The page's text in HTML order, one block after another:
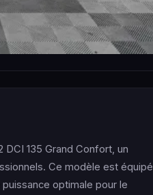
135 Grand Confort, un
Ce modèle est équipé
optimale pour le